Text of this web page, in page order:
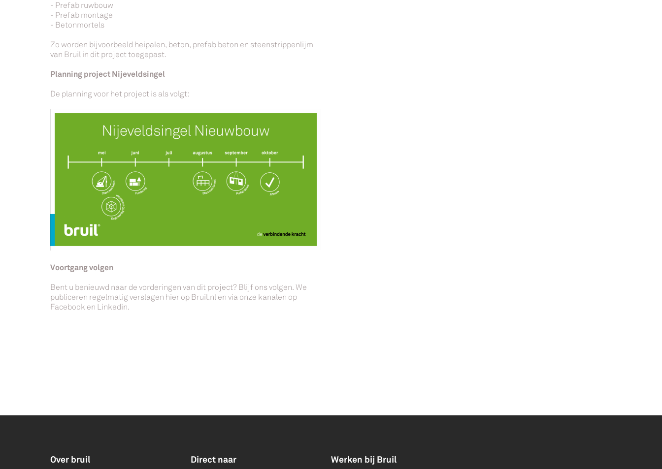
- Prefab ruwbouw
- Prefab montage
- Betonmortels
Zo worden bijvoorbeeld heipalen, beton, prefab beton en steenstrippenlijm
van Bruil in dit project toegepast.
Planning project Nijeveldsingel
De planning voor het project is als volgt:
Voortgang volgen
Bent u benieuwd naar de vorderingen van dit project? Blijf ons volgen. We
publiceren regelmatig verslagen hier op Bruil.nl en via onze kanalen op
Facebook en Linkedin.
Over bruil Direct naar Werken bij Bruil